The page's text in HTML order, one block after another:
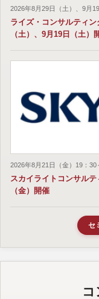
2026年8月29日（土）、9月
ライズ・コンサルティ
（土）、9月19日（土）
2026年8月21日（金）19：30
スカイライトコンサル
（金）開催
セ